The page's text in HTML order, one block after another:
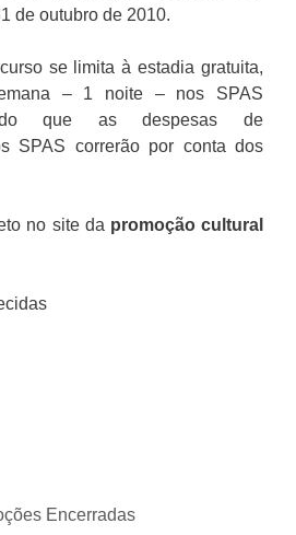
de outubro de 2010.
se limita à estadia gratuita,
– 1 noite – nos SPAS
que as despesas de
SPAS correrão por conta dos
no site da promoção cultural
Encerradas